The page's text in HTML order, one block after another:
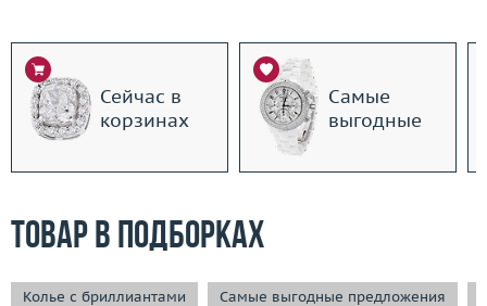
Сейчас в
корзинах
Самые
выгодные
Товар в подборках
Колье с бриллиантами Самые выгодные предложения